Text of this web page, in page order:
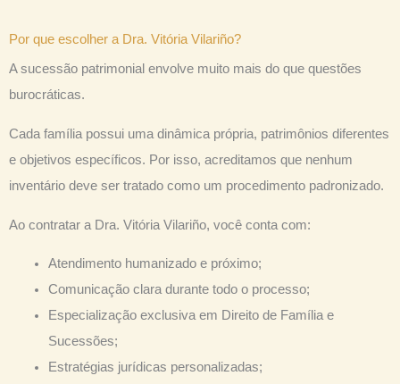
Por que escolher a Dra. Vitória Vilariño?
A sucessão patrimonial envolve muito mais do que questões
burocráticas.
Cada família possui uma dinâmica própria, patrimônios diferentes
e objetivos específicos. Por isso, acreditamos que nenhum
inventário deve ser tratado como um procedimento padronizado.
Ao contratar a Dra. Vitória Vilariño, você conta com:
Atendimento humanizado e próximo;
Comunicação clara durante todo o processo;
Especialização exclusiva em Direito de Família e
Sucessões;
Estratégias jurídicas personalizadas;